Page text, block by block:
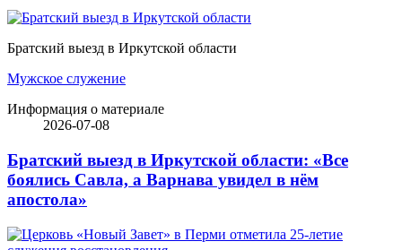
Братский выезд в Иркутской области
Мужское служение
Информация о материале
2026-07-08
Братский выезд в Иркутской области: «Все
боялись Савла, а Варнава увидел в нём
апостола»